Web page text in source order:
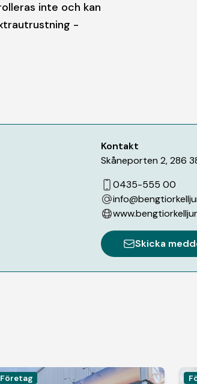
inte och kan
-
Kontakt
Skåneporten 2,286
0435-555 00
Skicka
Företag